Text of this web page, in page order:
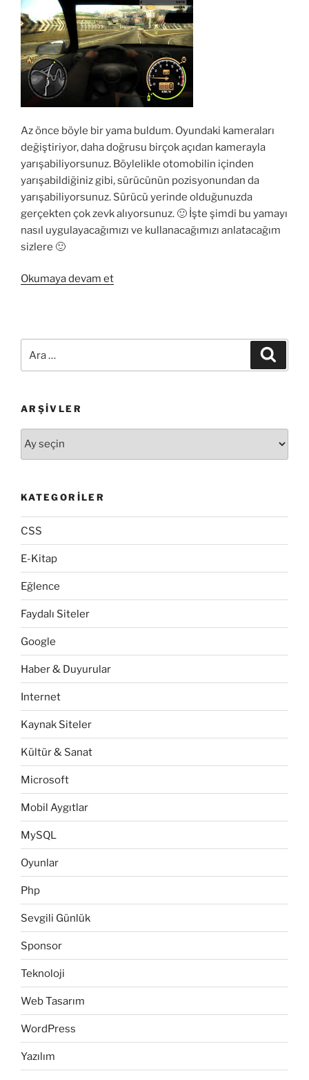
Az önce böyle bir yama buldum. Oyundaki kameraları
değiştiriyor, daha doğrusu birçok açıdan kamerayla
yarışabiliyorsunuz. Böylelikle otomobilin içinden
yarışabildiğiniz gibi, sürücünün pozisyonundan da
yarışabiliyorsunuz. Sürücü yerinde olduğunuzda
gerçekten çok zevk alıyorsunuz. 🙂 İşte şimdi bu yamayı
nasıl uygulayacağımızı ve kullanacağımızı anlatacağım
sizlere 🙂
Okumaya devam et“Need
ARŞIVLER
KATEGORILER
CSS
E-Kitap
Eğlence
Faydalı Siteler
Google
Haber & Duyurular
Internet
Kaynak Siteler
Kültür & Sanat
Microsoft
Mobil Aygıtlar
MySQL
Oyunlar
Php
Sevgili Günlük
Sponsor
Teknoloji
Web Tasarım
WordPress
Yazılım